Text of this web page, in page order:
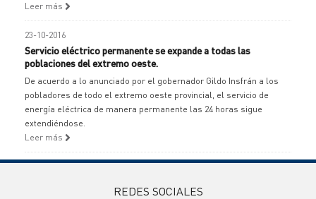
Leer más
23-10-2016
Servicio eléctrico permanente se expande a todas las
poblaciones del extremo oeste.
De acuerdo a lo anunciado por el gobernador Gildo Insfrán a los
pobladores de todo el extremo oeste provincial, el servicio de
energía eléctrica de manera permanente las 24 horas sigue
extendiéndose.
Leer más
REDES SOCIALES